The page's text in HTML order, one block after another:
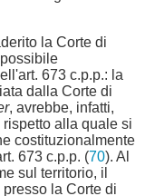
la Corte di
673 c.p.p.: la
dalla Corte di
, avrebbe, infatti,
rispetto alla quale si
costituzionalmente
673 c.p.p. (70). Al
sul territorio, il
la Corte di